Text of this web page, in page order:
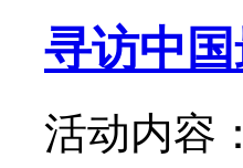
寻访中
活动内容